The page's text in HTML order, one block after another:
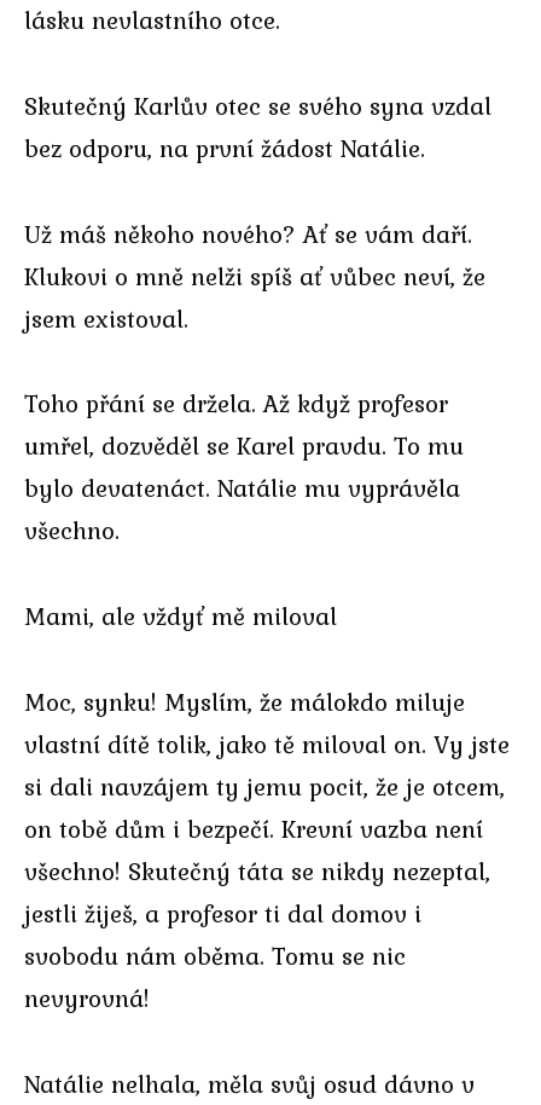
lásku nevlastního otce.
Skutečný Karlův otec se svého syna vzdal
bez odporu, na první žádost Natálie.
Už máš někoho nového? Ať se vám daří.
Klukovi o mně nelži spíš ať vůbec neví, že
jsem existoval.
Toho přání se držela. Až když profesor
umřel, dozvěděl se Karel pravdu. To mu
bylo devatenáct. Natálie mu vyprávěla
všechno.
Mami, ale vždyť mě miloval
Moc, synku! Myslím, že málokdo miluje
vlastní dítě tolik, jako tě miloval on. Vy jste
si dali navzájem ty jemu pocit, že je otcem,
on tobě dům i bezpečí. Krevní vazba není
všechno! Skutečný táta se nikdy nezeptal,
jestli žiješ, a profesor ti dal domov i
svobodu nám oběma. Tomu se nic
nevyrovná!
Natálie nelhala, měla svůj osud dávno v